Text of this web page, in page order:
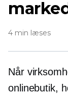
4 min læses
Når
onlinebutik,